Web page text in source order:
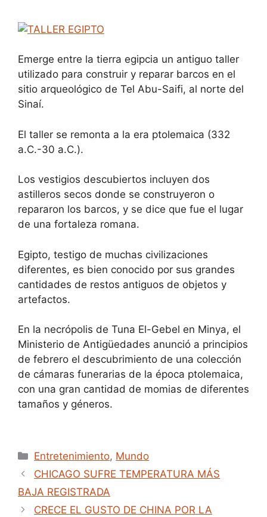
Emerge entre la tierra egipcia un antiguo taller
utilizado para construir y reparar barcos en el
sitio arqueológico de Tel Abu-Saifi, al norte del
Sinaí.
El taller se remonta a la era ptolemaica (332
a.C.-30 a.C.).
Los vestigios descubiertos incluyen dos
astilleros secos donde se construyeron o
repararon los barcos, y se dice que fue el lugar
de una fortaleza romana.
Egipto, testigo de muchas civilizaciones
diferentes, es bien conocido por sus grandes
cantidades de restos antiguos de objetos y
artefactos.
En la necrópolis de Tuna El-Gebel en Minya, el
Ministerio de Antigüedades anunció a principios
de febrero el descubrimiento de una colección
de cámaras funerarias de la época ptolemaica,
con una gran cantidad de momias de diferentes
tamaños y géneros.
Categories
Entretenimiento, Mundo
CHICAGO SUFRE TEMPERATURA MÁS
BAJA REGISTRADA
CRECE EL GUSTO DE CHINA POR LA